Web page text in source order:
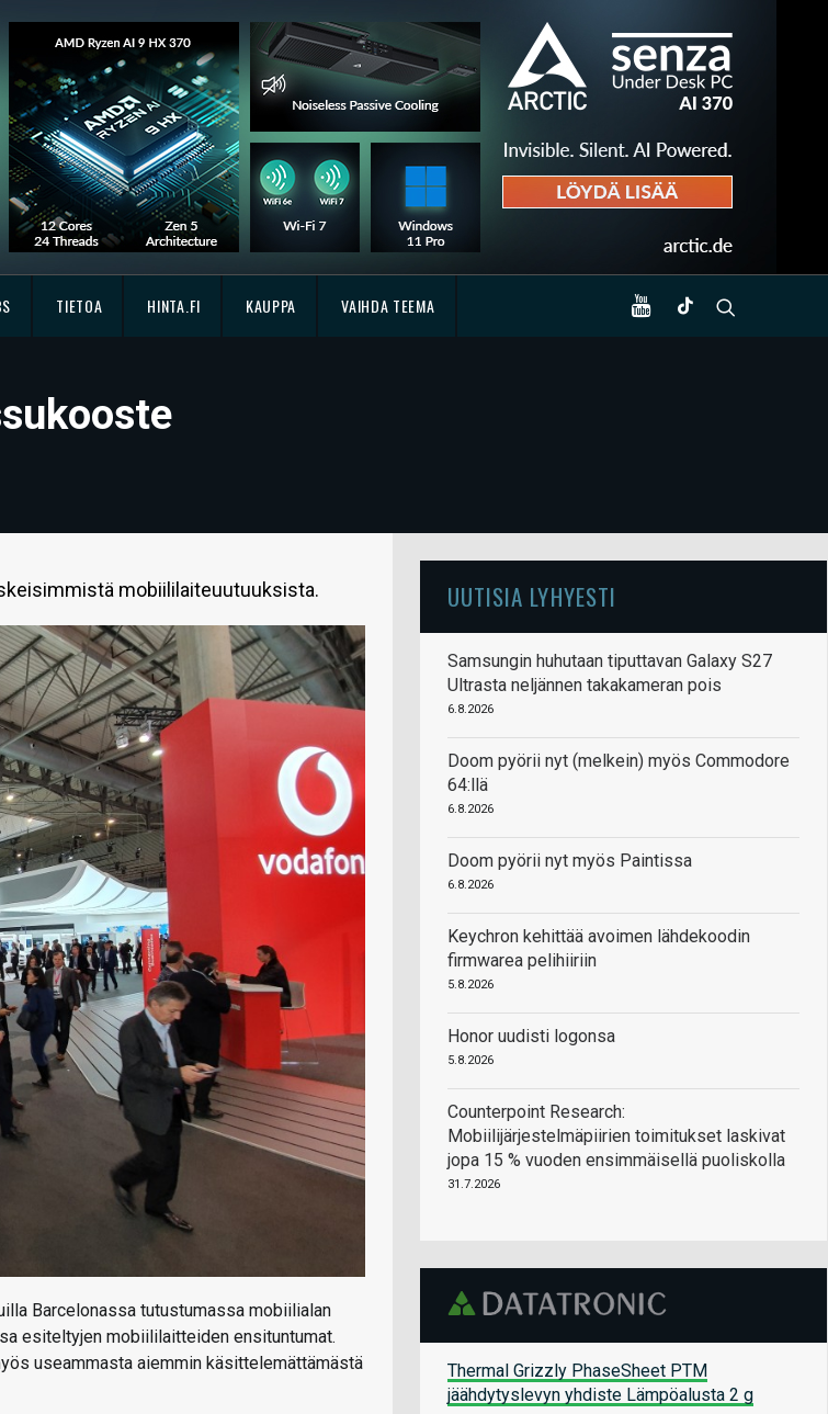
TIETOA HINTA.FI KAUPPA VAIHDA TEEMA
mobiililaiteuutuuksista.
Barcelonassa tutustumassa mobiilialan
esiteltyjen mobiililaitteiden ensituntumat.
useammasta aiemmin käsittelemättämästä
UUTISIA LYHYESTI
Samsungin huhutaan tiputtavan Galaxy S27
Ultrasta neljännen takakameran pois
6.8.2026
Doom pyörii nyt (melkein) myös Commodore
64:llä
6.8.2026
Doom pyörii nyt myös Paintissa
6.8.2026
Keychron kehittää avoimen lähdekoodin
firmwarea pelihiiriin
5.8.2026
Honor uudisti logonsa
5.8.2026
Counterpoint Research:
Mobiilijärjestelmäpiirien toimitukset laskivat
jopa 15 % vuoden ensimmäisellä puoliskolla
31.7.2026
Thermal Grizzly PhaseSheet PTM
jäähdytyslevyn yhdiste Lämpöalusta 2 g